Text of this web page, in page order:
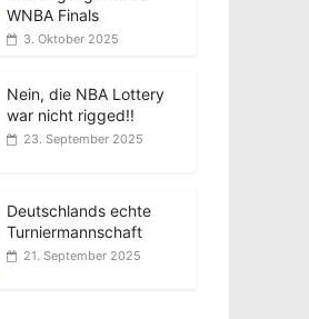
WNBA Finals
3. Oktober 2025
Nein, die NBA Lottery
war nicht rigged!!
23. September 2025
Deutschlands echte
Turniermannschaft
21. September 2025